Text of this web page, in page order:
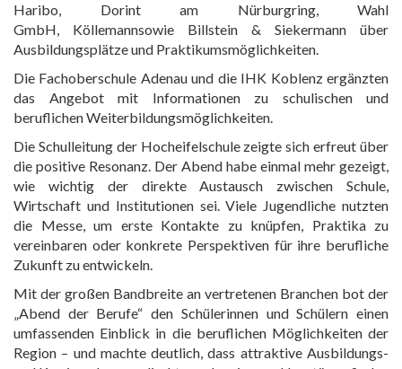
Haribo, Dorint am Nürburgring, Wahl
GmbH, Köllemannsowie Billstein & Siekermann über
Ausbildungsplätze und Praktikumsmöglichkeiten.
Die Fachoberschule Adenau und die IHK Koblenz ergänzten
das Angebot mit Informationen zu schulischen und
beruflichen Weiterbildungsmöglichkeiten.
Die Schulleitung der Hocheifelschule zeigte sich erfreut über
die positive Resonanz. Der Abend habe einmal mehr gezeigt,
wie wichtig der direkte Austausch zwischen Schule,
Wirtschaft und Institutionen sei. Viele Jugendliche nutzten
die Messe, um erste Kontakte zu knüpfen, Praktika zu
vereinbaren oder konkrete Perspektiven für ihre berufliche
Zukunft zu entwickeln.
Mit der großen Bandbreite an vertretenen Branchen bot der
„Abend der Berufe“ den Schülerinnen und Schülern einen
umfassenden Einblick in die beruflichen Möglichkeiten der
Region – und machte deutlich, dass attraktive Ausbildungs-